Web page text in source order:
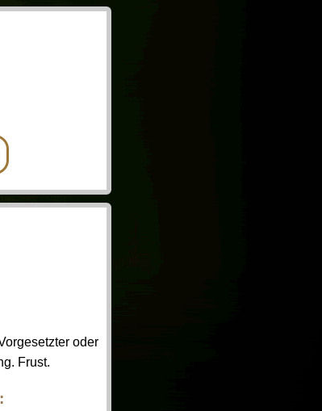
oder
Frust.